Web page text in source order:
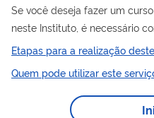
Se você deseja fazer um
neste Instituto, é necessário
deste serviço.
Etapas para a realização
Quem pode utilizar este